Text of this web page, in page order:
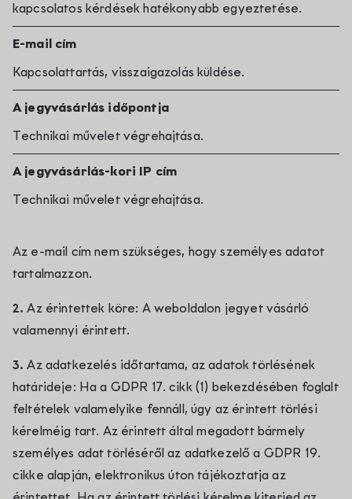
kapcsolatos kérdések hatékonyabb egyeztetése.
E-mail cím
Kapcsolattartás, visszaigazolás küldése.
A jegyvásárlás időpontja
Technikai művelet végrehajtása.
A jegyvásárlás-kori IP cím
Technikai művelet végrehajtása.
Az e-mail cím nem szükséges, hogy személyes adatot
tartalmazzon.
2. Az érintettek köre: A weboldalon jegyet vásárló
valamennyi érintett.
3. Az adatkezelés időtartama, az adatok törlésének
határideje: Ha a GDPR 17. cikk (1) bekezdésében foglalt
feltételek valamelyike fennáll, úgy az érintett törlési
kérelméig tart. Az érintett által megadott bármely
személyes adat törléséről az adatkezelő a GDPR 19.
cikke alapján, elektronikus úton tájékoztatja az